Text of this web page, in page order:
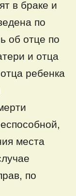
в браке и
по
об отце по
и отца
ребенка
места
по